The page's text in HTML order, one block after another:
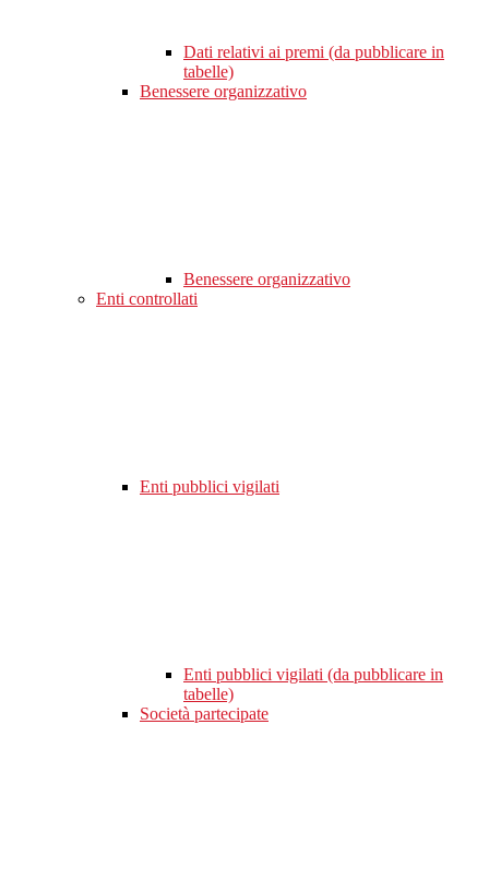
Dati relativi ai premi (da pubblicare in
tabelle)
Benessere organizzativo
Benessere organizzativo
Enti controllati
Enti pubblici vigilati
Enti pubblici vigilati (da pubblicare in
tabelle)
Società partecipate